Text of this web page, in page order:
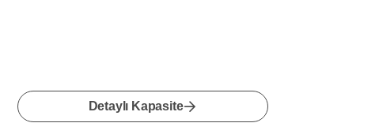
Detaylı Kapasite